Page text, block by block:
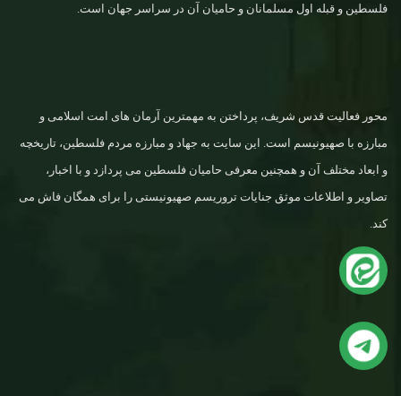
فلسطین و قبله اول مسلمانان و حامیان آن در سراسر جهان است.
محور فعالیت قدس شریف، پرداختن به مهمترین آرمان های امت اسلامی و
مبارزه با صهیونیسم است. این سایت به جهاد و مبارزه مردم فلسطین، تاریخچه
و ابعاد مختلف آن و همچنین معرفی حامیان فلسطین می پردازد و با اخبار،
تصاویر و اطلاعات موثق جنایات تروریسم صهیونیستی را برای همگان فاش می
کند.